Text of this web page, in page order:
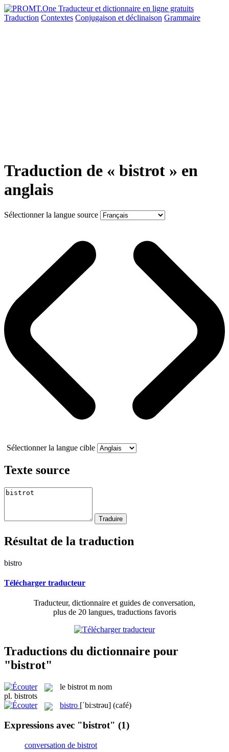
Traduction Contextes Conjugaison et déclinaison Grammaire
Traduction de « bistrot » en
anglais
Sélectionner la langue source
Sélectionner la langue cible
Texte source
Résultat de la traduction
bistro
Télécharger traducteur
Traducteur, dictionnaire et guides de conversation,
plus de 20 langues, traductions favoris
Traductions du dictionnaire pour
"bistrot"
le bistrot m nom
pl. bistrots
bistro [ˈbi:strəu] (café)
Expressions avec "bistrot" (1)
conversation de bistrot